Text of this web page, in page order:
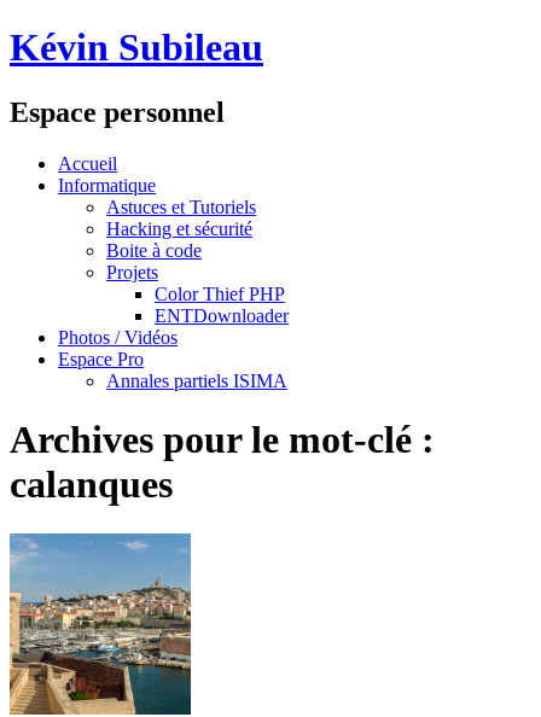
Kévin Subileau
Espace personnel
Accueil
Informatique
Astuces et Tutoriels
Hacking et sécurité
Boite à code
Projets
Color Thief PHP
ENTDownloader
Photos / Vidéos
Espace Pro
Annales partiels ISIMA
Archives pour le mot-clé :
calanques